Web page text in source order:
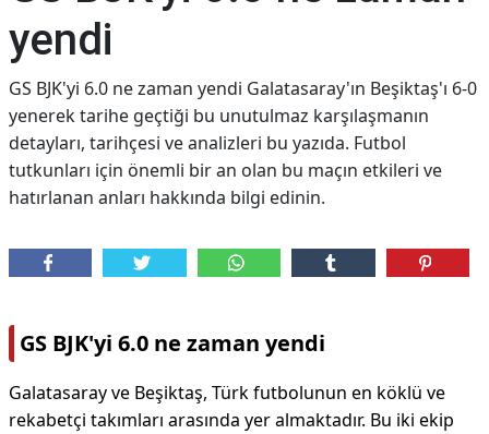
yendi
GS BJK'yi 6.0 ne zaman yendi Galatasaray'ın Beşiktaş'ı 6-0
yenerek tarihe geçtiği bu unutulmaz karşılaşmanın
detayları, tarihçesi ve analizleri bu yazıda. Futbol
tutkunları için önemli bir an olan bu maçın etkileri ve
hatırlanan anları hakkında bilgi edinin.
GS BJK'yi 6.0 ne zaman yendi
Galatasaray ve Beşiktaş, Türk futbolunun en köklü ve
rekabetçi takımları arasında yer almaktadır. Bu iki ekip